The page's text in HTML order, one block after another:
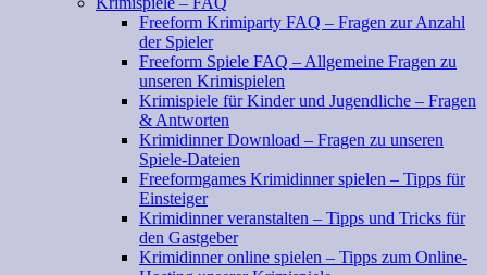
Freeform Krimiparty FAQ – Fragen zur Anzahl
der Spieler
Freeform Spiele FAQ – Allgemeine Fragen zu
unseren Krimispielen
Krimispiele für Kinder und Jugendliche – Fragen
& Antworten
Krimidinner Download – Fragen zu unseren
Spiele-Dateien
Freeformgames Krimidinner spielen – Tipps für
Einsteiger
Krimidinner veranstalten – Tipps und Tricks für
den Gastgeber
Krimidinner online spielen – Tipps zum Online-